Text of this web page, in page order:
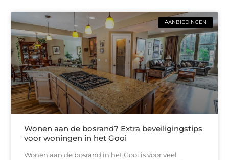
AANBIEDINGEN
Wonen aan de bosrand? Extra beveiligingstips
voor woningen in het Gooi
Wonen aan de bosrand in het Gooi is voor veel